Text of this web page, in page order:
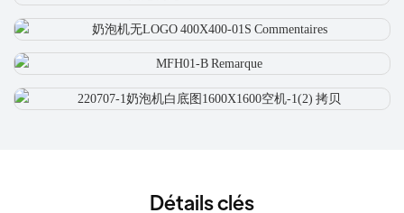
Détails clés